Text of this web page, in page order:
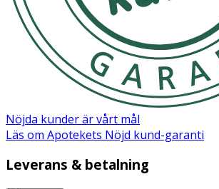
Nöjda kunder är vårt mål
Läs om Apotekets Nöjd kund-garanti
Leverans & betalning